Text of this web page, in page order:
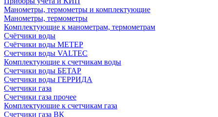
Манометры, термометры и комплектующие
Манометры, термометры
Комплектующие к манометрам, термометрам
Счётчики воды
Счётчики воды МЕТЕР
Счетчики воды VALTEC
Комплектующие к счетчикам воды
Счетчики воды БЕТАР
Счетчики воды ГЕРРИДА
Счетчики газа
Счетчики газа прочее
Комплектующие к счетчикам газа
Счетчики газа ВК